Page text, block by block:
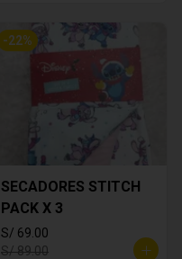
-22%
SECADORES STITCH
PACK X 3
S/ 69.00
S/ 89.00